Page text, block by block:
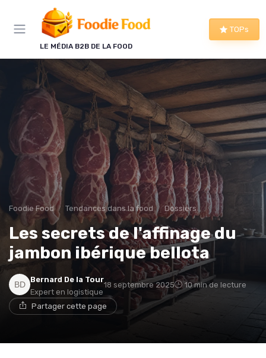
LE MÉDIA B2B DE LA FOOD
TOPs
Foodie Food Tendances dans la food Dossiers
Les secrets de l'affinage du
jambon ibérique bellota
Bernard De la Tour
Expert en logistique
18 septembre 2025 10 min de lecture
Partager cette page
Panneau de gestion des cookies